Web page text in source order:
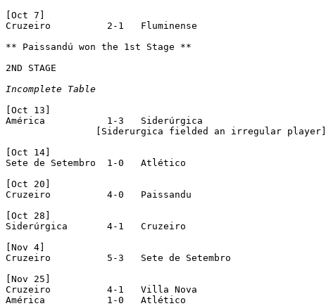
[Oct 7]
Cruzeiro	  2-1 	Fluminense
** Paissandú won the 1st Stage **
2ND STAGE
Incomplete Table
[Oct 13]
América		  1-3	Siderúrgica
[Oct 14]
Sete de Setembro  1-0	Atlético
[Oct 20]
Cruzeiro	  4-0	Paissandu
[Oct 28]
Siderúrgica	  4-1	Cruzeiro
[Nov 4]
Cruzeiro	  5-3	Sete de Setembro
[Nov 25]
Cruzeiro	  4-1	Villa Nova
América		  1-0	Atlético